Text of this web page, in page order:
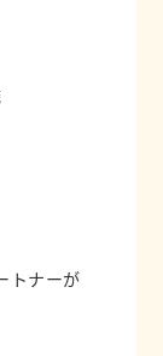
トナーが